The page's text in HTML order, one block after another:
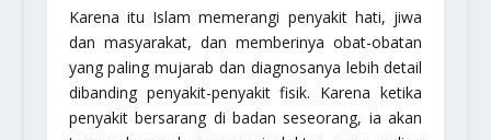
Karena itu Islam memerangi penyakit hati, jiwa
dan masyarakat, dan memberinya obat-obatan
yang paling mujarab dan diagnosanya lebih detail
dibanding penyakit-penyakit fisik. Karena ketika
penyakit bersarang di badan seseorang, ia akan